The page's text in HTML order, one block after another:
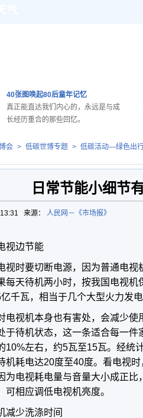
40张图唤起80后童年记忆
真正能直达我们内心的，永远是与成
长经历重合的那些回忆。
会 > 低碳世博专题 > 低碳活动—绿色出
日常节能小细节
来源： 人民网－《市场报》
视边节能
视时要切断电源，因为普通电
每天待机两小时，按我国电视
千瓦，相当于几个大型火力发
电视机本身也有害处，会减少
于待机状态，这一条适合每一
10%左右，约5瓦至15瓦。经统
机耗电达20度至40度。看电视
为电视耗电量与音量大小成正
可相应调低电视机亮度。
减少洗涤时间